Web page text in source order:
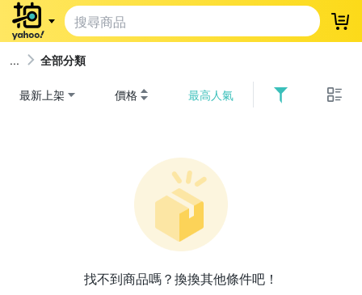
登
全部分類
最新上架 價格 最高人氣
找不到商品嗎？換換其他條件吧！